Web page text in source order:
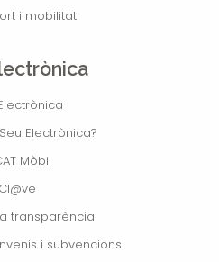
i mobilitat
Electrònica?
Mòbil
Cl@ve
transparència
i subvencions